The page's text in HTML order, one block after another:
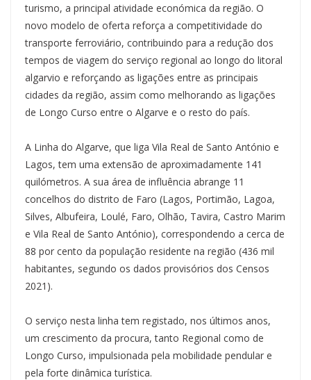
turismo, a principal atividade económica da região. O
novo modelo de oferta reforça a competitividade do
transporte ferroviário, contribuindo para a redução dos
tempos de viagem do serviço regional ao longo do litoral
algarvio e reforçando as ligações entre as principais
cidades da região, assim como melhorando as ligações
de Longo Curso entre o Algarve e o resto do país.
A Linha do Algarve, que liga Vila Real de Santo António e
Lagos, tem uma extensão de aproximadamente 141
quilómetros. A sua área de influência abrange 11
concelhos do distrito de Faro (Lagos, Portimão, Lagoa,
Silves, Albufeira, Loulé, Faro, Olhão, Tavira, Castro Marim
e Vila Real de Santo António), correspondendo a cerca de
88 por cento da população residente na região (436 mil
habitantes, segundo os dados provisórios dos Censos
2021).
O serviço nesta linha tem registado, nos últimos anos,
um crescimento da procura, tanto Regional como de
Longo Curso, impulsionada pela mobilidade pendular e
pela forte dinâmica turística.